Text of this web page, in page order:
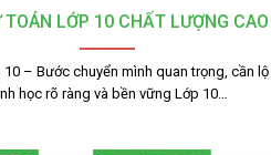
TOÁN LỚP 10 CHẤT LƯỢNG CAO
10 – Bước chuyển mình quan trọng, cần lộ
học rõ ràng và bền vững Lớp 10…